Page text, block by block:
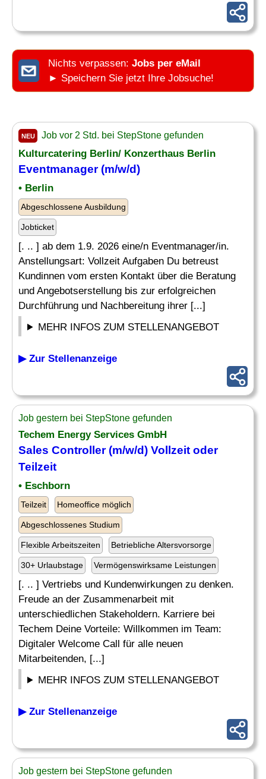
Nichts verpassen: Jobs per eMail
► Speichern Sie jetzt Ihre Jobsuche!
NEU Job vor 2 Std. bei StepStone gefunden
Kulturcatering Berlin/ Konzerthaus Berlin
Eventmanager (m/w/d)
• Berlin
Abgeschlossene Ausbildung
Jobticket
[. .. ] ab dem 1.9. 2026 eine/n Eventmanager/in.
Anstellungsart: Vollzeit Aufgaben Du betreust
Kundinnen vom ersten Kontakt über die Beratung
und Angebotserstellung bis zur erfolgreichen
Durchführung und Nachbereitung ihrer [...]
MEHR INFOS ZUM STELLENANGEBOT
▶ Zur Stellenanzeige
Job gestern bei StepStone gefunden
Techem Energy Services GmbH
Sales Controller (m/w/d) Vollzeit oder
Teilzeit
• Eschborn
Teilzeit Homeoffice möglich
Abgeschlossenes Studium
Flexible Arbeitszeiten Betriebliche Altersvorsorge
30+ Urlaubstage Vermögenswirksame Leistungen
[. .. ] Vertriebs und Kundenwirkungen zu denken.
Freude an der Zusammenarbeit mit
unterschiedlichen Stakeholdern. Karriere bei
Techem Deine Vorteile: Willkommen im Team:
Digitaler Welcome Call für alle neuen
Mitarbeitenden, [...]
MEHR INFOS ZUM STELLENANGEBOT
▶ Zur Stellenanzeige
Job gestern bei StepStone gefunden